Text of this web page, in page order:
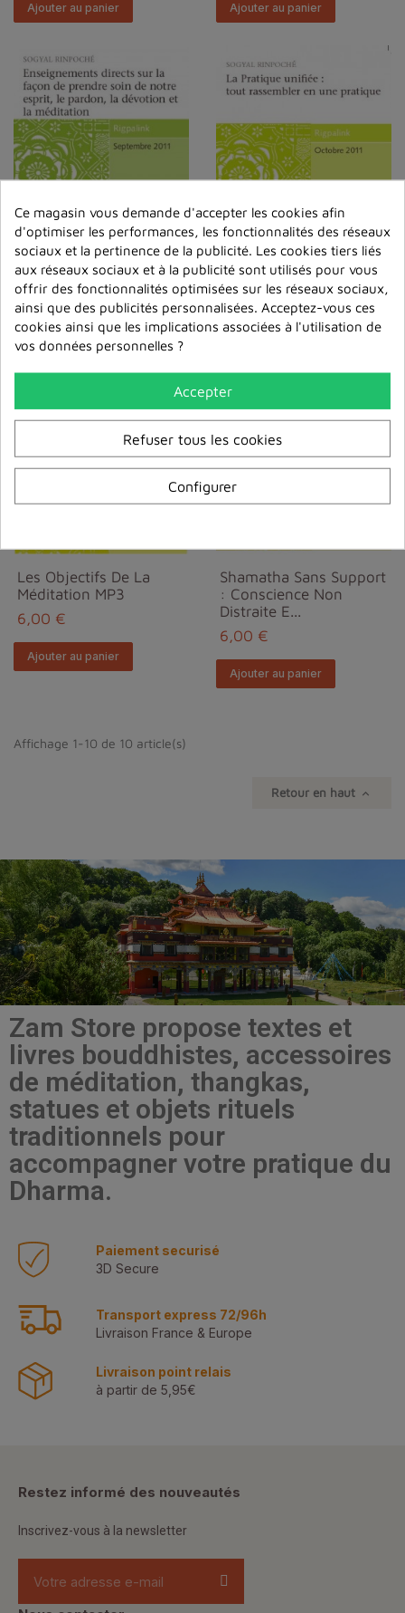
Ajouter au panier Ajouter au panier
Enseignements Directs
Sur La Façon De Prendre
Soin...
6,00 €
Ajouter au panier
La Pratique Unifiée :
Tout Rassembler En
Une Prati...
6,00 €
Les Objectifs De La
Méditation MP3
6,00 €
Ajouter au panier
Shamatha Sans Support
: Conscience Non
Distraite E...
6,00 €
Ajouter au panier
Affichage 1-10 de 10 article(s)
Retour en haut 
Zam Store propose textes et
livres bouddhistes, accessoires
de méditation, thangkas,
statues et objets rituels
traditionnels pour
accompagner votre pratique du
Dharma.
Paiement securisé
3D Secure
Transport express 72/96h
Livraison France & Europe
Livraison point relais
à partir de 5,95€
Restez informé des nouveautés
Inscrivez-vous à la newsletter
Ce magasin vous demande d'accepter les cookies afin
d'optimiser les performances, les fonctionnalités des réseaux
sociaux et la pertinence de la publicité. Les cookies tiers liés
aux réseaux sociaux et à la publicité sont utilisés pour vous
offrir des fonctionnalités optimisées sur les réseaux sociaux,
ainsi que des publicités personnalisées. Acceptez-vous ces
cookies ainsi que les implications associées à l'utilisation de
vos données personnelles ?
Accepter
Refuser tous les cookies
Configurer